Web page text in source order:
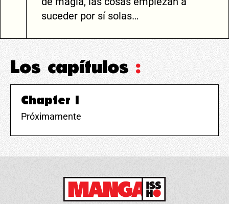
suceder por sí solas…
Los capítulos:
Chapter 1
Próximamente